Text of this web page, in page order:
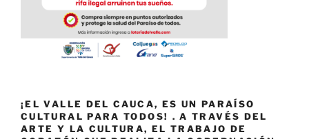
¡EL VALLE DEL CAUCA, ES UN PARAÍSO
CULTURAL PARA TODOS! . A TRAVÉS DEL
ARTE Y LA CULTURA, EL TRABAJO DE